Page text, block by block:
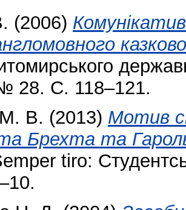
(2006)
28. С. 118–121.
М. В. (2013) Мотив
Брехта та
tiro: